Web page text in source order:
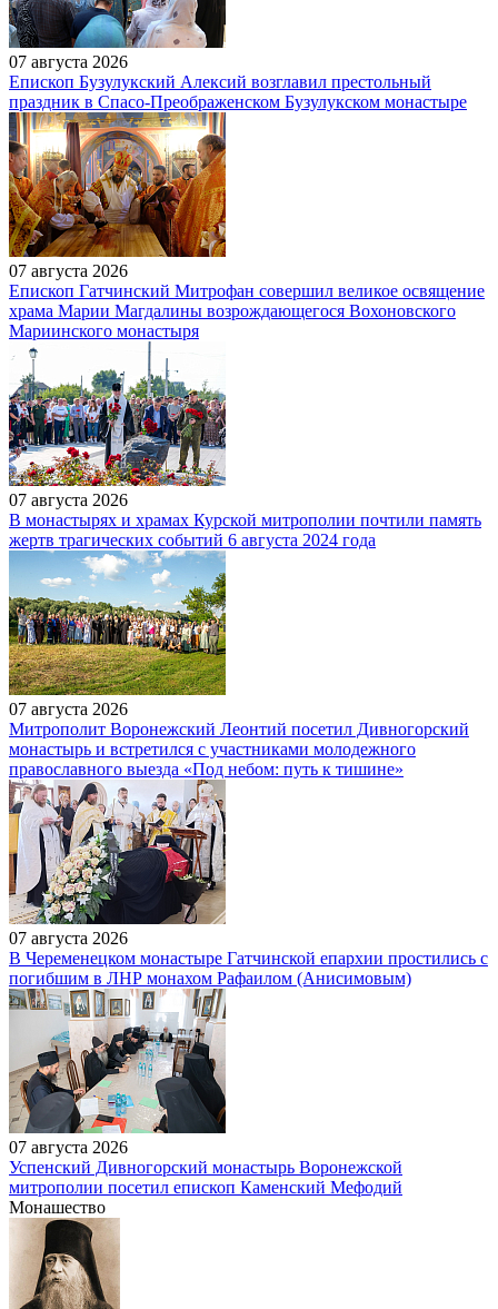
07 августа 2026
Епископ Бузулукский Алексий возглавил престольный
праздник в Спасо-Преображенском Бузулукском монастыре
07 августа 2026
Епископ Гатчинский Митрофан совершил великое освящение
храма Марии Магдалины возрождающегося Вохоновского
Мариинского монастыря
07 августа 2026
В монастырях и храмах Курской митрополии почтили память
жертв трагических событий 6 августа 2024 года
07 августа 2026
Митрополит Воронежский Леонтий посетил Дивногорский
монастырь и встретился с участниками молодежного
православного выезда «Под небом: путь к тишине»
07 августа 2026
В Череменецком монастыре Гатчинской епархии простились с
погибшим в ЛНР монахом Рафаилом (Анисимовым)
07 августа 2026
Успенский Дивногорский монастырь Воронежской
митрополии посетил епископ Каменский Мефодий
Монашество